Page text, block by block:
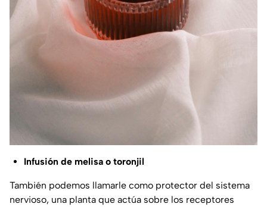
Infusión de melisa o toronjil
También podemos llamarle como protector del sistema
nervioso, una planta que actúa sobre los receptores